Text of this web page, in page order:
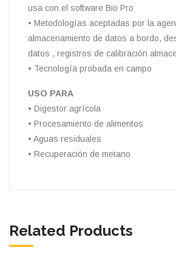
usa con el software Bio Pro
• Metodologías aceptadas por la
almacenamiento de datos a bordo,
datos , registros de calibración
• Tecnología probada en campo
USO PARA
• Digestor agrícola
• Procesamiento de alimentos
• Aguas residuales
• Recuperación de metano
Related Products